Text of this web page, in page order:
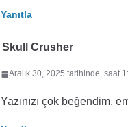
Yanıtla
Skull Crusher
Aralık 30, 2025 tarihinde, saat
Yazınızı çok beğendim,